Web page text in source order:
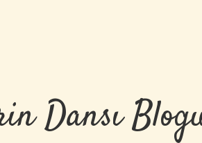
Dansı